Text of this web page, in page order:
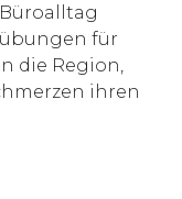
für
die Region,
ihren